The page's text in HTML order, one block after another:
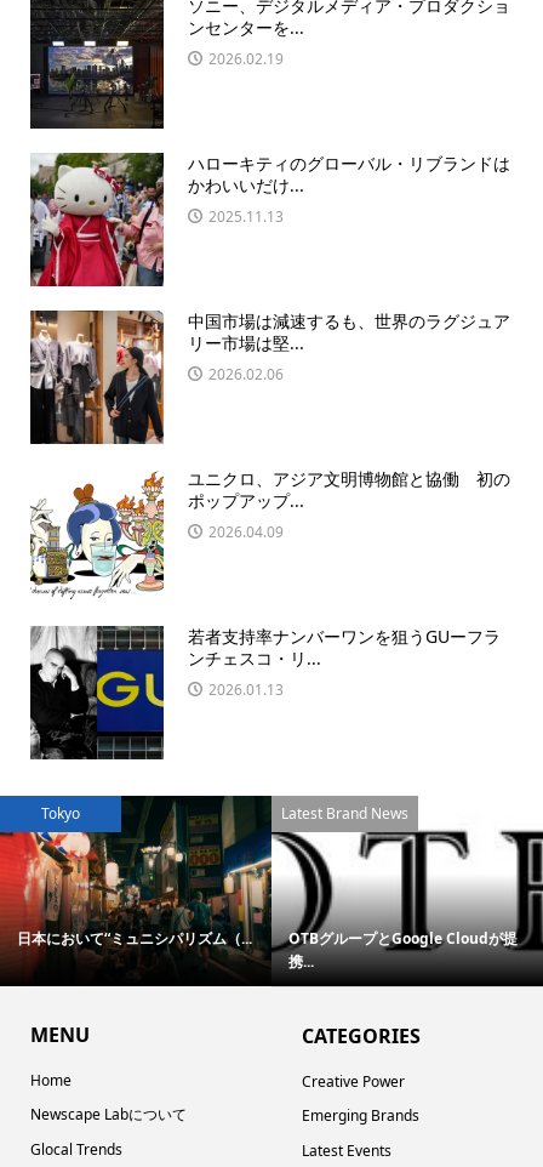
ソニー、デジタルメディア・プロダクショ
ンセンターを...
2026.02.19
ハローキティのグローバル・リブランドは
かわいいだけ...
2025.11.13
中国市場は減速するも、世界のラグジュア
リー市場は堅...
2026.02.06
ユニクロ、アジア文明博物館と協働 初の
ポップアップ...
2026.04.09
若者支持率ナンバーワンを狙うGUーフラ
ンチェスコ・リ...
2026.01.13
Tokyo
日本において“ミュニシパリズム（...
Latest Brand News
OTBグループとGoogle Cloudが提
携...
MENU
Home
Newscape Labについて
Glocal Trends
CATEGORIES
Creative Power
Emerging Brands
Latest Events